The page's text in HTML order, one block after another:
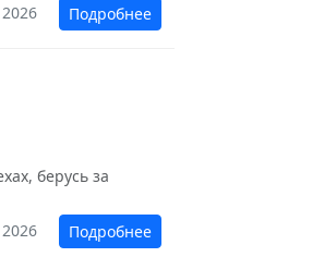
Подробнее
берусь за
Подробнее